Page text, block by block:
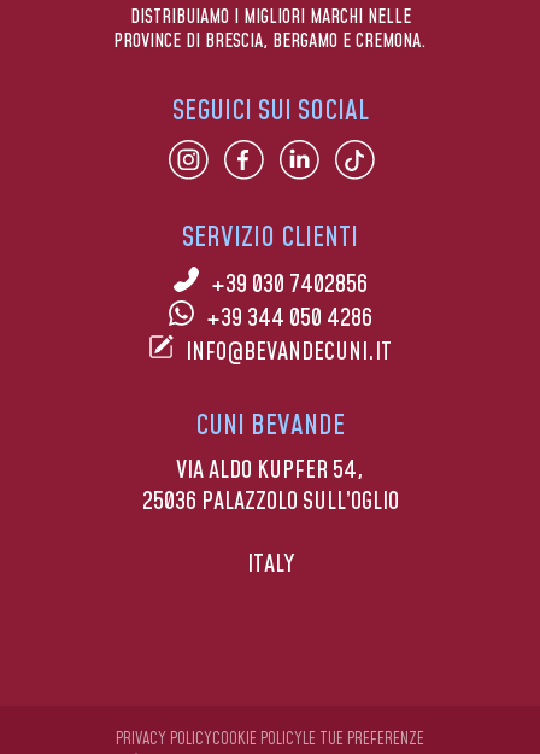
DISTRIBUIAMO I MIGLIORI MARCHI NELLE
PROVINCE DI BRESCIA, BERGAMO E CREMONA.
SERVIZIO CLIENTI
+39 030 7402856
+39 344 050 4286
INFO@BEVANDECUNI.IT
CUNI BEVANDE
VIA ALDO KUPFER 54,
25036 PALAZZOLO SULL’OGLIO
ITALY
SEGUICI SUI SOCIAL
PRIVACY POLICYCOOKIE POLICYLE TUE PREFERENZE